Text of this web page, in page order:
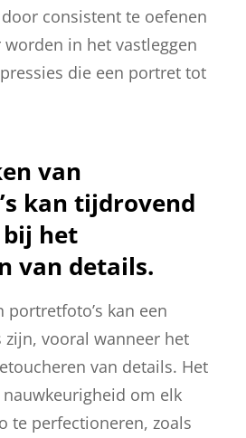
consistent te oefenen
in het vastleggen
die een portret tot
van
kan tijdrovend
het
van details.
portretfoto’s kan een
vooral wanneer het
van details. Het
om elk
te perfectioneren, zoals